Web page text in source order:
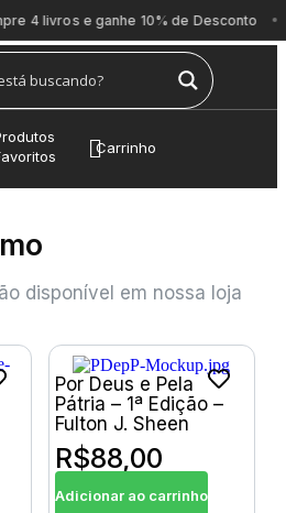
4 livros e ganhe 10% de Desconto
Carrinho
disponível em nossa loja
Por Deus e Pela
Pátria – 1ª Edição –
Fulton J. Sheen
R$88,00
Adicionar ao carrinho